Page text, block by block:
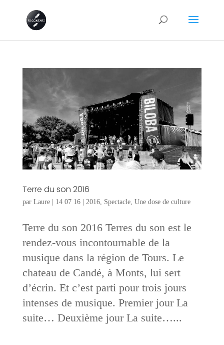
Terre du son 2016
par Laure| 14 07 16| 2016, Spectacle, Une dose de culture
Terre du son 2016 Terres du son est le
rendez-vous incontournable de la
musique dans la région de Tours. Le
chateau de Candé, à Monts, lui sert
d’écrin. Et c’est parti pour trois jours
intenses de musique. Premier jour La
suite… Deuxième jour La suite…...